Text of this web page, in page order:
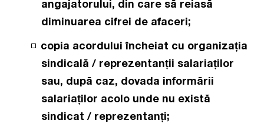
angajatorului, din care să reiasă
diminuarea cifrei de afaceri;
copia acordului încheiat cu organizația
sindicală / reprezentanții salariaților
sau, după caz, dovada informării
salariaților acolo unde nu există
sindicat / reprezentanți;